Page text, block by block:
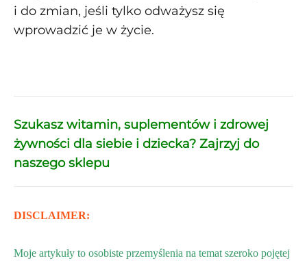
i do zmian, jeśli tylko odważysz się
wprowadzić je w życie.
Szukasz witamin, suplementów i zdrowej
żywności dla siebie i dziecka? Zajrzyj do
naszego sklepu
DISCLAIMER:
Moje artykuły to osobiste przemyślenia na temat szeroko pojętej